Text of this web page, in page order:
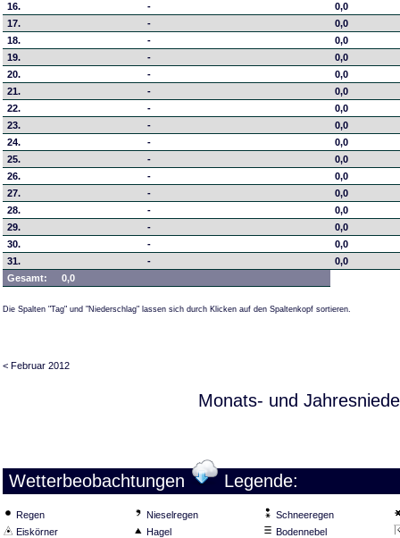
16.
-
0,0
17.
-
0,0
18.
-
0,0
19.
-
0,0
20.
-
0,0
21.
-
0,0
22.
-
0,0
23.
-
0,0
24.
-
0,0
25.
-
0,0
26.
-
0,0
27.
-
0,0
28.
-
0,0
29.
-
0,0
30.
-
0,0
31.
-
0,0
Gesamt:
0,0
Die Spalten "Tag" und "Niederschlag" lassen sich durch Klicken auf den Spaltenkopf sortieren.
< Februar 2012
Monats- und
Wetterbeobachtungen Legende:
Regen Nieselregen
Schneeregen
Eiskörner
Hagel
Bodennebel